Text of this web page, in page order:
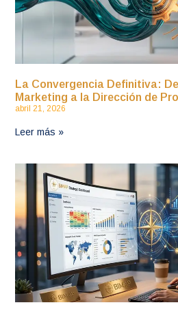
La Convergencia Definitiva:
Marketing a la Dirección de
abril 21, 2026
Leer más »